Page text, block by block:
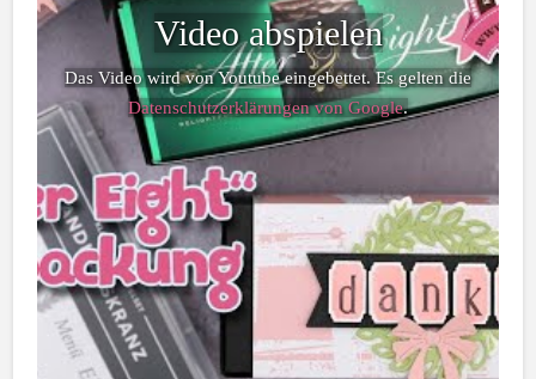
Video abspielen
Das Video wird von Youtube eingebettet. Es gelten die
Datenschutzerklärungen von Google.